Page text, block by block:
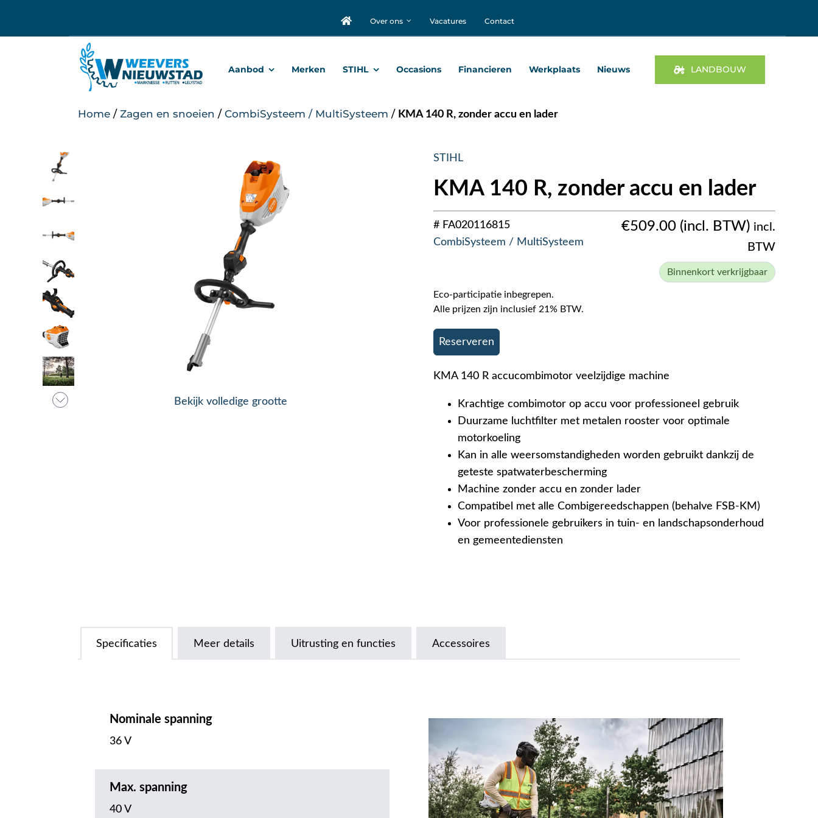
Over ons Vacatures Contact
Aanbod Merken STIHL Occasions Financieren Werkplaats Nieuws LANDBOUW
Home / Zagen en snoeien / CombiSysteem / MultiSysteem / KMA 140 R, zonder accu en lader
Bekijk volledige grootte
STIHL
KMA 140 R, zonder accu en lader
# FA020116815
CombiSysteem / MultiSysteem
€509.00
incl.
BTW
Binnenkort verkrijgbaar
Eco-participatie inbegrepen.
Alle prijzen zijn inclusief 21% BTW.
Reserveren
KMA 140 R accucombimotor veelzijdige machine
Krachtige combimotor op accu voor professioneel gebruik
Duurzame luchtfilter met metalen rooster voor optimale
motorkoeling
Kan in alle weersomstandigheden worden gebruikt dankzij de
geteste spatwaterbescherming
Machine zonder accu en zonder lader
Compatibel met alle Combigereedschappen (behalve FSB-KM)
Voor professionele gebruikers in tuin- en landschapsonderhoud
en gemeentediensten
Specificaties Meer details Uitrusting en functies Accessoires
Nominale spanning
36 V
Max. spanning
40 V